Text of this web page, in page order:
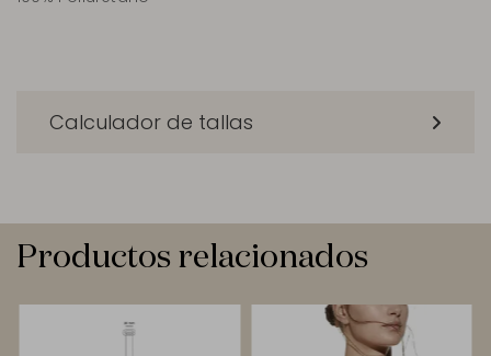
Calculador de tallas
Productos relacionados